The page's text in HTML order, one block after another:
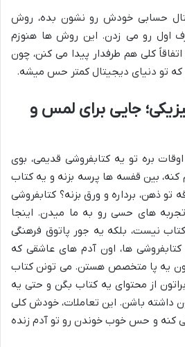
حسابی خودش رو نشون بده، روش
اول رو می زدن. این روش ها هنوزم
کلی هم طرفدار پیدا می کنن، چون
تو دنیای دیجیتال کمتر حس میشه.
جایی برای لمس و
بره تو یه کتابفروشی قدیمی، بوی
کنه، بین قفسه ها پرسه بزنه و یه کتاب
ذهن، برداره و ورق بزنه؟ کتابفروشی
های حسی رو به ما میدن. اینجا
نیست، بلکه یه جور پاتوق فرهنگی
ها، اون آدم های عاشقی که
یه پا متخصص هستن. می تونن کتاب
از محتوای یه کتاب بگن و حتی یه
داشته باشن. این تعاملات، خودش کلی
کنه و حس خوب خوندن رو تو آدم زنده